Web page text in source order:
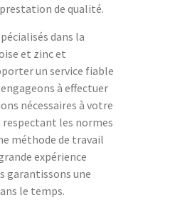
de qualité.
dans la
et zinc et
un service fiable
à effectuer
nécessaires à votre
les normes
méthode de travail
expérience
garantissons une
le temps.